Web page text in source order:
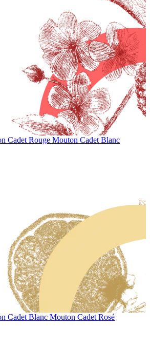
Cadet Rouge Mouton Cadet Blanc
Cadet Blanc Mouton Cadet Rosé